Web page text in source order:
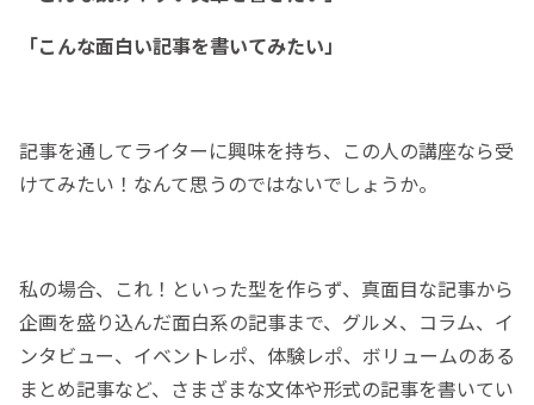
「こんな面白い記事を書いてみたい」
記事を通してライターに興味を持ち、この人の講座なら受
けてみたい！なんて思うのではないでしょうか。
私の場合、これ！といった型を作らず、真面目な記事から
企画を盛り込んだ面白系の記事まで、グルメ、コラム、イ
ンタビュー、イベントレポ、体験レポ、ボリュームのある
まとめ記事など、さまざまな文体や形式の記事を書いてい